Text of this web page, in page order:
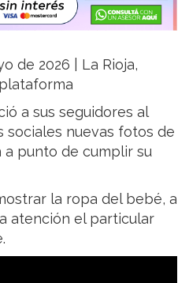
de 2026 | La Rioja,
a sus seguidores al
sociales nuevas fotos de
a punto de cumplir su
la ropa del bebé, a
atención el particular